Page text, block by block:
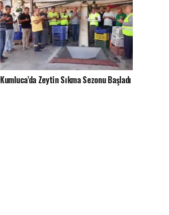
Kumluca’da Zeytin Sıkma Sezonu Başladı